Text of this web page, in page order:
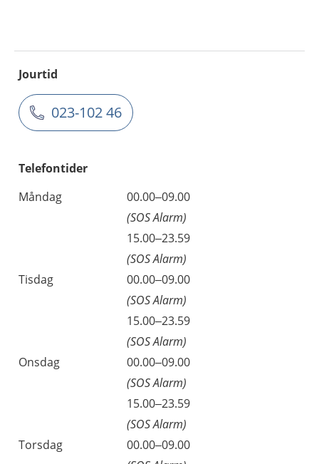
Jourtid
023-102 46
Telefontider
Måndag
00.00–09.00
(SOS Alarm)
15.00–23.59
(SOS Alarm)
Tisdag
00.00–09.00
(SOS Alarm)
15.00–23.59
(SOS Alarm)
Onsdag
00.00–09.00
(SOS Alarm)
15.00–23.59
(SOS Alarm)
Torsdag
00.00–09.00